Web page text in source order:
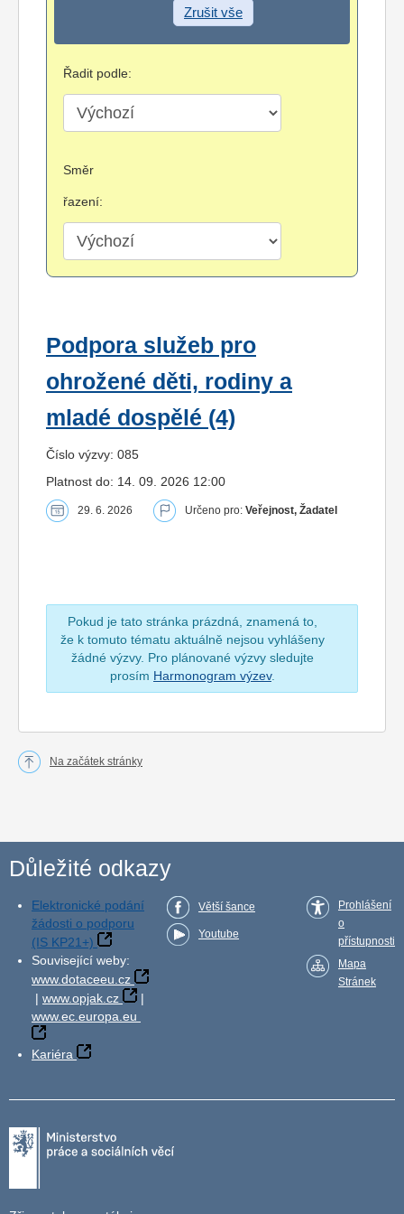
Zrušit vše
Řadit podle:
Směr
řazení:
Podpora služeb pro
ohrožené děti, rodiny a
mladé dospělé (4)
Číslo výzvy: 085
Platnost do: 14. 09. 2026 12:00
29. 6. 2026 Určeno pro: Veřejnost, Žadatel
Pokud je tato stránka prázdná, znamená to,
že k tomuto tématu aktuálně nejsou vyhlášeny
žádné výzvy. Pro plánované výzvy sledujte
prosím Harmonogram výzev.
Na začátek stránky
Důležité odkazy
Elektronické podání
žádosti o podporu
(IS KP21+)
Související weby:
www.dotaceeu.cz
| www.opjak.cz
|
www.ec.europa.eu
Kariéra
Větší šance
Youtube
Prohlášení
o
přístupnosti
Mapa
Stránek